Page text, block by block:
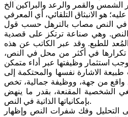
هو الانبثاق التلقائي، أي المعرفي
في النص مصاب بالترهل حسب قول
النص. وهي صناعة ترتكز على قصدية
للطبع. وقد عبر الكاتب عن هذه
تكرارها في أكثر من محل في النص،
استثمار وظيفتها عبر أداء متمكن
الاشارة نفسها والمحتكمة إلى
واقع من جهة، ووظيفة جمالية، تخص
الشخصية المقنعة، بقدر ما ينهض
بإمكانياتها الذاتية في النص.
التحليل وفك شفرات النص وإظهار